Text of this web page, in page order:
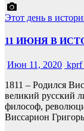
Этот день в
11 ИЮНЯ В
Июн 11, 2020
1811 – Родился
великий русский
философ,
Виссарион